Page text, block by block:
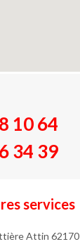
10 64
34 39
services
Attin 62170